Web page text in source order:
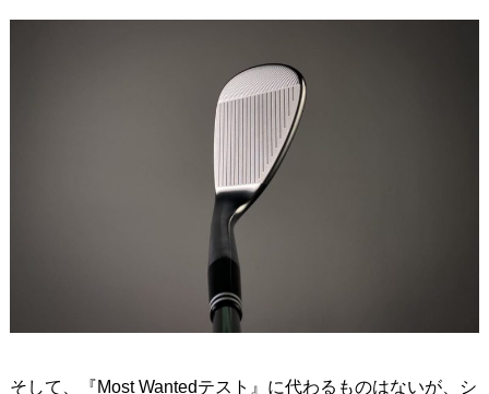
そして、『Most Wantedテスト』に代わるものはないが、シ